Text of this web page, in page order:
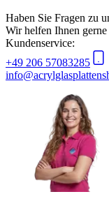
Haben Sie Fragen zu
Wir helfen Ihnen
Kundenservice:
+49 206 57083285